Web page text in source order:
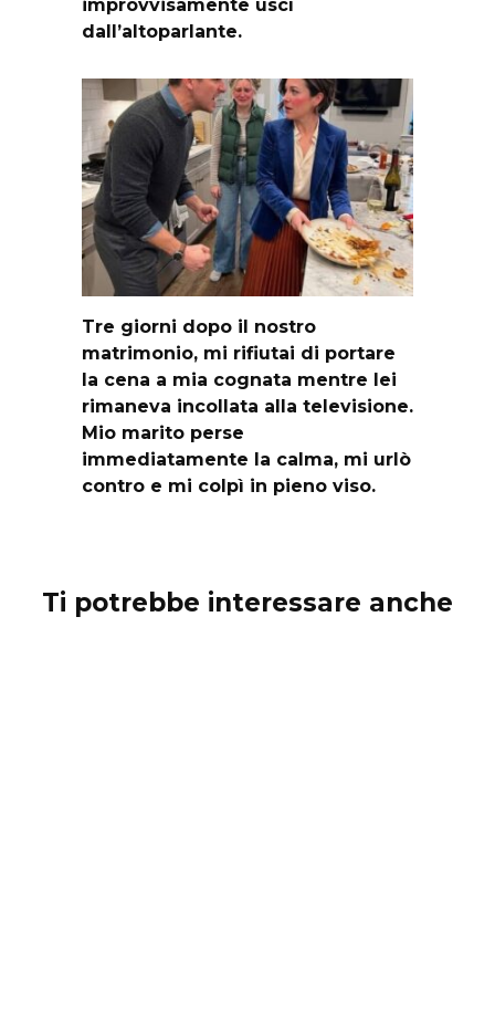
improvvisamente uscì
dall’altoparlante.
Tre giorni dopo il nostro
matrimonio, mi rifiutai di portare
la cena a mia cognata mentre lei
rimaneva incollata alla televisione.
Mio marito perse
immediatamente la calma, mi urlò
contro e mi colpì in pieno viso.
Ti potrebbe interessare anche